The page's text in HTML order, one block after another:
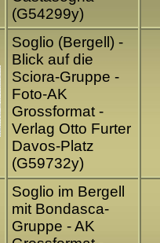
(G54299y)
Soglio (Bergell) -
Blick auf die
Sciora-Gruppe -
Foto-AK
Grossformat -
Verlag Otto Furter
Davos-Platz
(G59732y)
Soglio im Bergell
mit Bondasca-
Gruppe - AK